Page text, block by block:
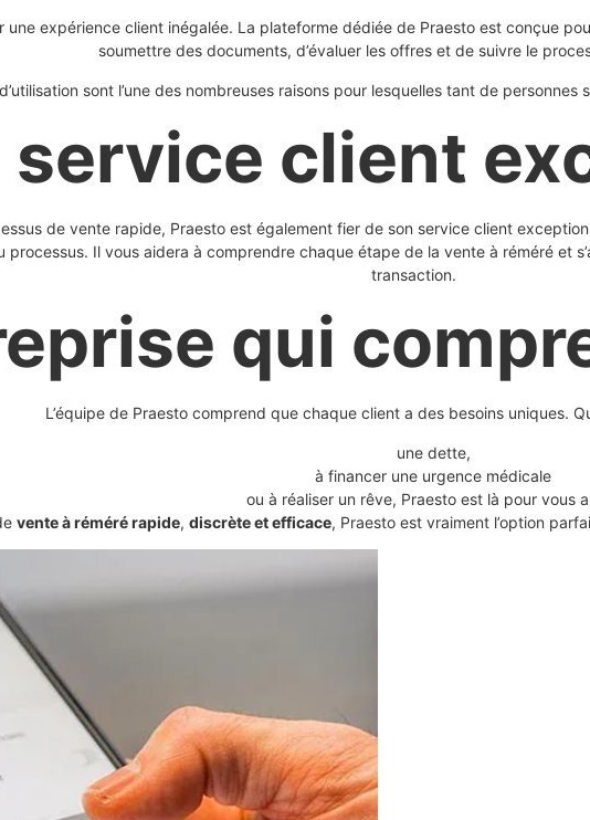
expérience client inégalée. La plateforme dédiée de Praesto est conçue
soumettre des documents, d’évaluer les offres et de suivre le
sont l’une des nombreuses raisons pour lesquelles tant de personnes
service client
de vente rapide, Praesto est également fier de son service client
Il vous aidera à comprendre chaque étape de la vente à réméré et
transaction.
qui
L’équipe de Praesto comprend que chaque client a des besoins uniques.
une dette,
à financer une urgence médicale
ou à réaliser un rêve, Praesto est là pour vous
vente à réméré rapide, discrète et efficace, Praesto est vraiment l’option